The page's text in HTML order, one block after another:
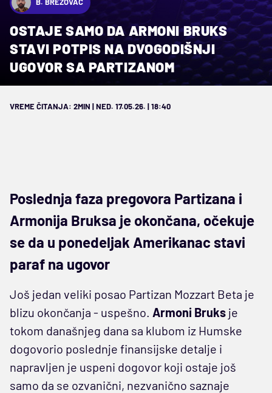
B. BREZOVAC
OSTAJE SAMO DA ARMONI BRUKS
STAVI POTPIS NA DVOGODIŠNJI
UGOVOR SA PARTIZANOM
VREME ČITANJA: 2MIN | NED. 17.05.26. | 18:40
Poslednja faza pregovora Partizana i
Armonija Bruksa je okončana, očekuje
se da u ponedeljak Amerikanac stavi
paraf na ugovor
Još jedan veliki posao Partizan Mozzart Beta je
blizu okončanja - uspešno. Armoni Bruks je
tokom današnjeg dana sa klubom iz Humske
dogovorio poslednje finansijske detalje i
napravljen je uspeni dogovor koji ostaje još
samo da se ozvanični, nezvanično saznaje